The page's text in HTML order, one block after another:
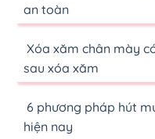
an toàn
Xóa xăm chân mày
sau xóa xăm
6 phương pháp hút
hiện nay